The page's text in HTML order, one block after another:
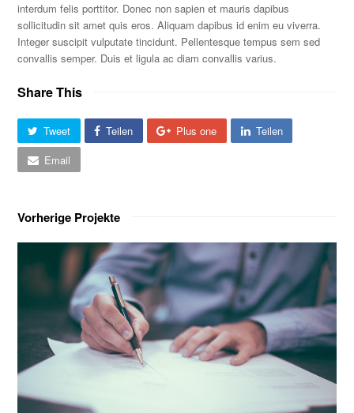
interdum felis porttitor. Donec non sapien et mauris dapibus
sollicitudin sit amet quis eros. Aliquam dapibus id enim eu viverra.
Integer suscipit vulputate tincidunt. Pellentesque tempus sem sed
convallis semper. Duis et ligula ac diam convallis varius.
Share This
Tweet Teilen Plus one
Teilen
Email
Vorherige Projekte